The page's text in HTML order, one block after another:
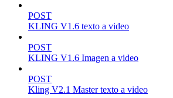
POST
KLING V1.6 texto a video
POST
KLING V1.6 Imagen a video
POST
Kling V2.1 Master texto a video